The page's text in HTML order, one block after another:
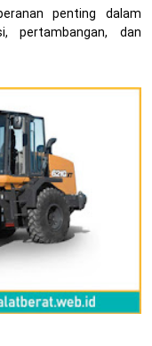
penting dalam
pertambangan, dan